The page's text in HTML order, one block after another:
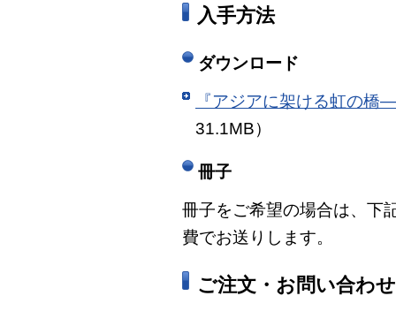
入手方法
ダウンロード
『アジアに架ける虹の
31.1MB）
冊子
冊子をご希望の場合は、下
費でお送りします。
ご注文・お問い合わせ